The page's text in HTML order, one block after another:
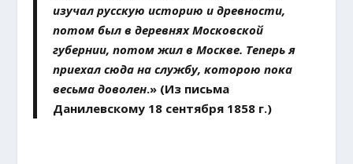
изучал русскую историю и древности,
потом был в деревнях Московской
губернии, потом жил в Москве. Теперь я
приехал сюда на службу, которою пока
весьма доволен.» (Из письма
Данилевскому 18 сентября 1858 г.)